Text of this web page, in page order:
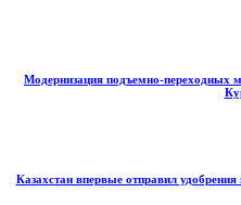
Модернизация подъемно-переходных
Казахстан впервые отправил